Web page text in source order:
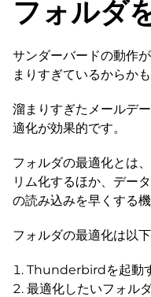
フォルダ
サンダーバードの動作
まりすぎているからか
溜まりすぎたメールデ
適化が効果的です。
フォルダの最適化とは
リム化するほか、デー
の読み込みを早くする機
フォルダの最適化は以
Thunderbirdを起動
最適化したいフォル